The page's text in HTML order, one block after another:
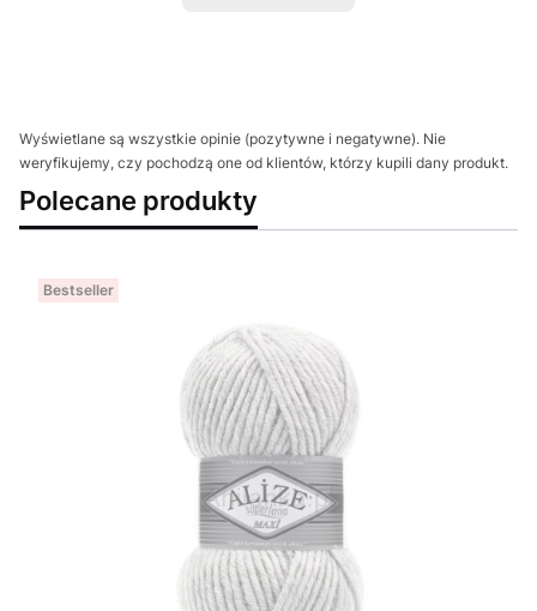
Wyświetlane są wszystkie opinie (pozytywne i negatywne). Nie
weryfikujemy, czy pochodzą one od klientów, którzy kupili dany produkt.
Polecane produkty
Bestseller